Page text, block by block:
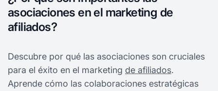
asociaciones en el marketing de
afiliados?
Descubre por qué las asociaciones son cruciales
para el éxito en el marketing de afiliados.
Aprende cómo las colaboraciones estratégicas